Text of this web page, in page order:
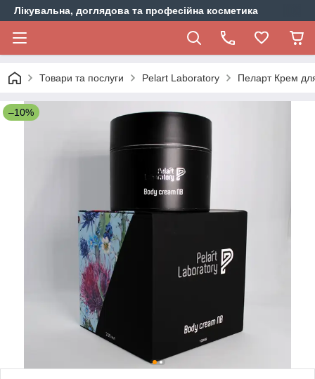
Лікувальна, доглядова та професійна косметика
Товари та послуги Pelart Laboratory Пеларт Крем
–10%